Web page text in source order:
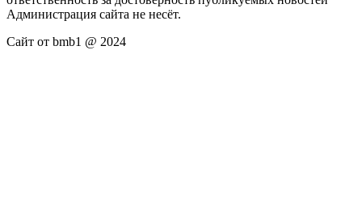
Администрация сайта не несёт.
Сайт от bmb1 @ 2024